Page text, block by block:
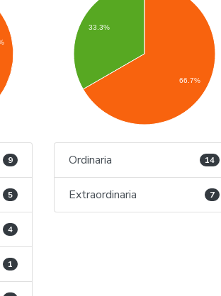
9
5
4
1
33.3%
66.7%
Ordinaria 14
Extraordinaria 7